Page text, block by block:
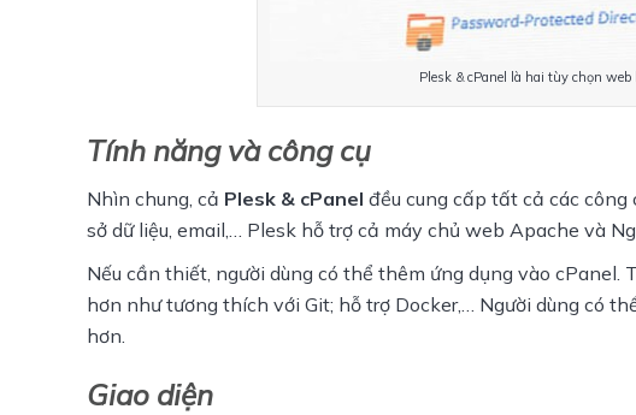
Plesk & cPanel là hai tùy chọn
Tính năng và công cụ
Nhìn chung, cả Plesk & cPanel đều cung cấp tất cả các
sở dữ liệu, email,… Plesk hỗ trợ cả máy chủ web Apache và
Nếu cần thiết, người dùng có thể thêm ứng dụng vào
hơn như tương thích với Git; hỗ trợ Docker,… Người dùng có
hơn.
Giao diện